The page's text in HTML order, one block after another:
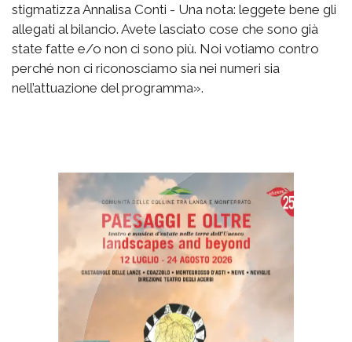
stigmatizza Annalisa Conti - Una nota: leggete bene gli
allegati al bilancio. Avete lasciato cose che sono già
state fatte e/o non ci sono più. Noi votiamo contro
perché non ci riconosciamo sia nei numeri sia
nell’attuazione del programma».